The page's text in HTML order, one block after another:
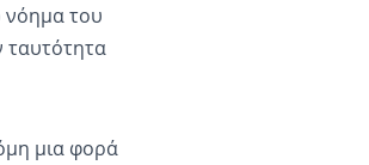
νόημα του
ταυτότητα
μια φορά